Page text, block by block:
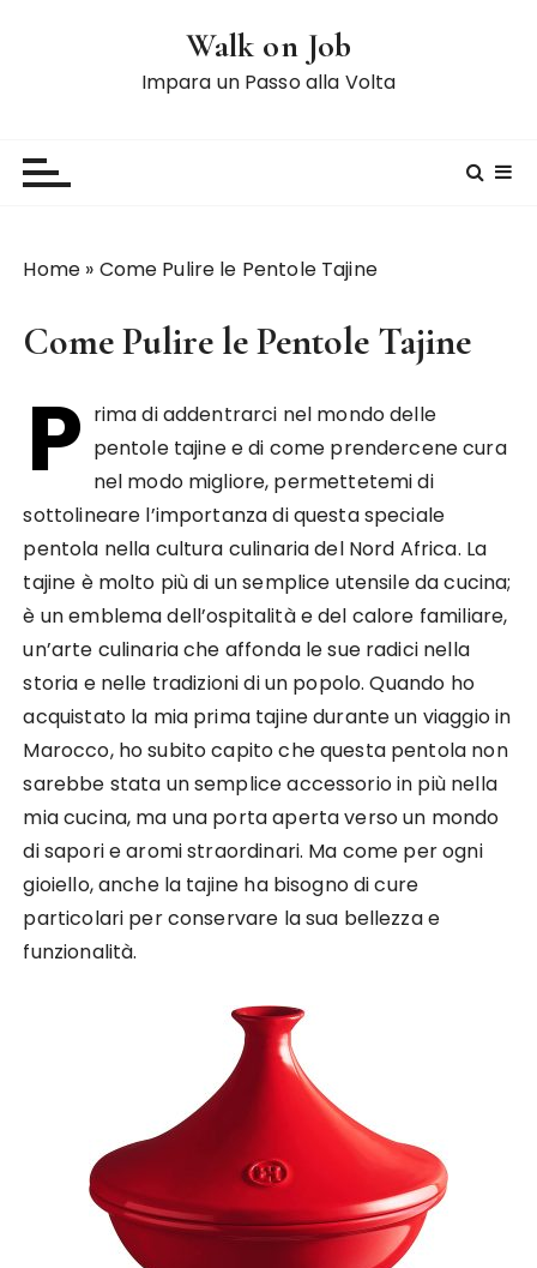
Walk on Job
Impara un Passo alla Volta
Home » Come Pulire le Pentole Tajine
Come Pulire le Pentole Tajine
P rima di addentrarci nel mondo delle
pentole tajine e di come prendercene cura
nel modo migliore, permettetemi di
sottolineare l’importanza di questa speciale
pentola nella cultura culinaria del Nord Africa. La
tajine è molto più di un semplice utensile da cucina;
è un emblema dell’ospitalità e del calore familiare,
un’arte culinaria che affonda le sue radici nella
storia e nelle tradizioni di un popolo. Quando ho
acquistato la mia prima tajine durante un viaggio in
Marocco, ho subito capito che questa pentola non
sarebbe stata un semplice accessorio in più nella
mia cucina, ma una porta aperta verso un mondo
di sapori e aromi straordinari. Ma come per ogni
gioiello, anche la tajine ha bisogno di cure
particolari per conservare la sua bellezza e
funzionalità.